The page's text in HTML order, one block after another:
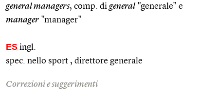
general managers, comp. di general "generale" e
manager "manager"
ES ingl.
spec. nello sport , direttore generale
Correzioni e suggerimenti